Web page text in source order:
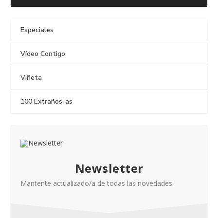
Especiales
Vídeo Contigo
Viñeta
100 Extraños-as
Newsletter
Mantente actualizado/a de todas las novedades.